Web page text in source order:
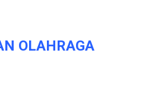
OLAHRAGA